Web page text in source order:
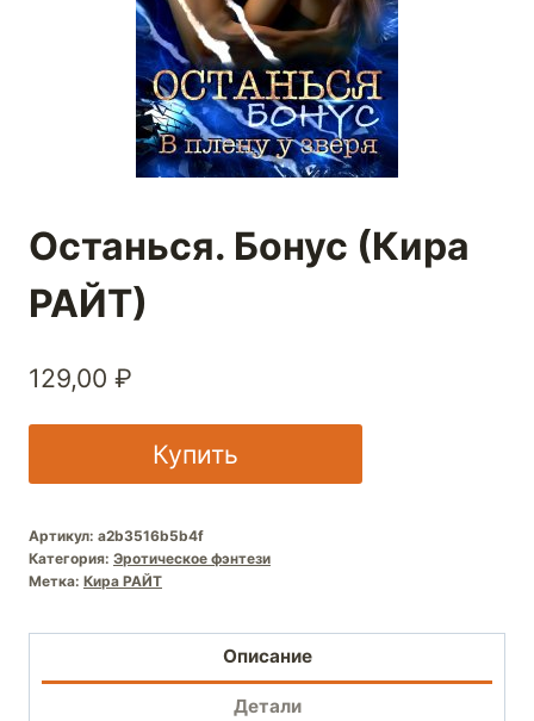
Останься. Бонус (Кира
РАЙТ)
129,00 ₽
Купить
Артикул: a2b3516b5b4f
Категория: Эротическое фэнтези
Метка: Кира РАЙТ
Описание
Детали